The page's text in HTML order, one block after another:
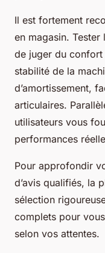
Il est fortement
en magasin.
de juger du
stabilité de la
d’amortissement,
articulaires.
utilisateurs vous
performances
Pour approfondir
d’avis qualifiés, la
sélection
complets pour
selon vos attentes.